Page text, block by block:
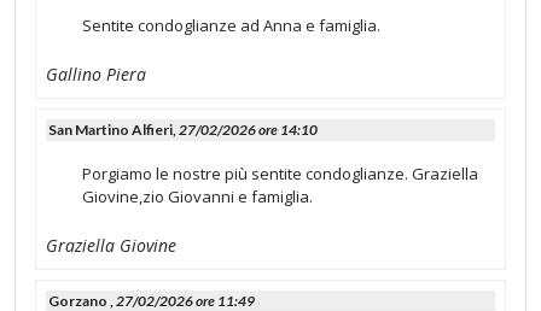
Sentite condoglianze ad Anna e famiglia.
Gallino Piera
San Martino Alfieri,27/02/2026 ore 14:10
Porgiamo le nostre più sentite condoglianze. Graziella
Giovine,zio Giovanni e famiglia.
Graziella Giovine
Gorzano ,27/02/2026 ore 11:49